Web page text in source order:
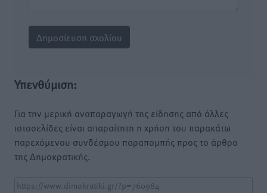
Υπενθύμιση:
Για την μερική αναπαραγωγή της είδησης από άλλες
ιστοσελίδες είναι απαραίτητη η χρήση του παρακάτω
παρεχόμενου συνδέσμου παραπομπής προς το άρθρο
της Δημοκρατικής.